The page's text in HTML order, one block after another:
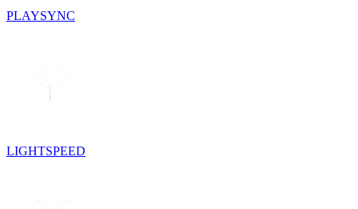
PLAYSYNC
LIGHTSPEED